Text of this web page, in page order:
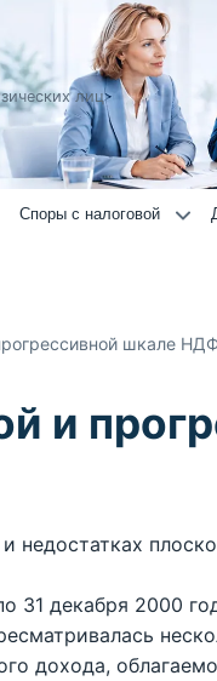
лиц
Споры с налоговой
шкале
и
недостатках
31 декабря 2000
дохода,